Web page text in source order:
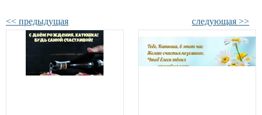
<< предыдущая следующая >>